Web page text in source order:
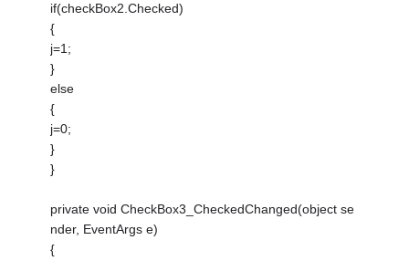
if(checkBox2.Checked)
{
j=1;
}
else
{
j=0;
}
}
private void CheckBox3_CheckedChanged(object se
nder, EventArgs e)
{